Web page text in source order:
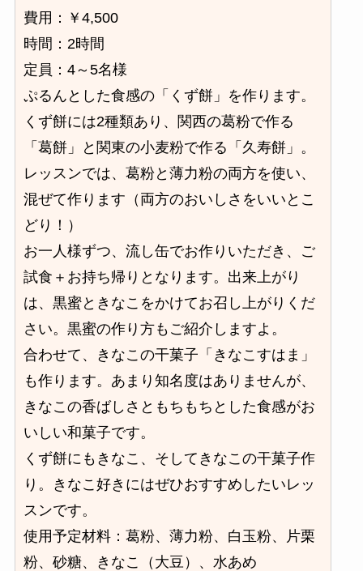
費用：￥4,500
時間：2時間
定員：4～5名様
ぷるんとした食感の「くず餅」を作ります。
くず餅には2種類あり、関西の葛粉で作る
「葛餅」と関東の小麦粉で作る「久寿餅」。
レッスンでは、葛粉と薄力粉の両方を使い、
混ぜて作ります（両方のおいしさをいいとこ
どり！）
お一人様ずつ、流し缶でお作りいただき、ご
試食＋お持ち帰りとなります。出来上がり
は、黒蜜ときなこをかけてお召し上がりくだ
さい。黒蜜の作り方もご紹介しますよ。
合わせて、きなこの干菓子「きなこすはま」
も作ります。あまり知名度はありませんが、
きなこの香ばしさともちもちとした食感がお
いしい和菓子です。
くず餅にもきなこ、そしてきなこの干菓子作
り。きなこ好きにはぜひおすすめしたいレッ
スンです。
使用予定材料：葛粉、薄力粉、白玉粉、片栗
粉、砂糖、きなこ（大豆）、水あめ